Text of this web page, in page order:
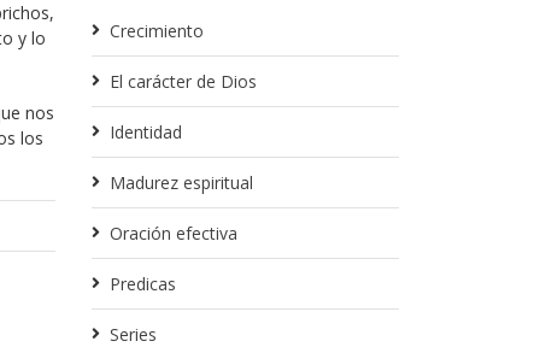
y lo
nos
los
Crecimiento
El carácter de Dios
Identidad
Madurez espiritual
Oración efectiva
Predicas
Series